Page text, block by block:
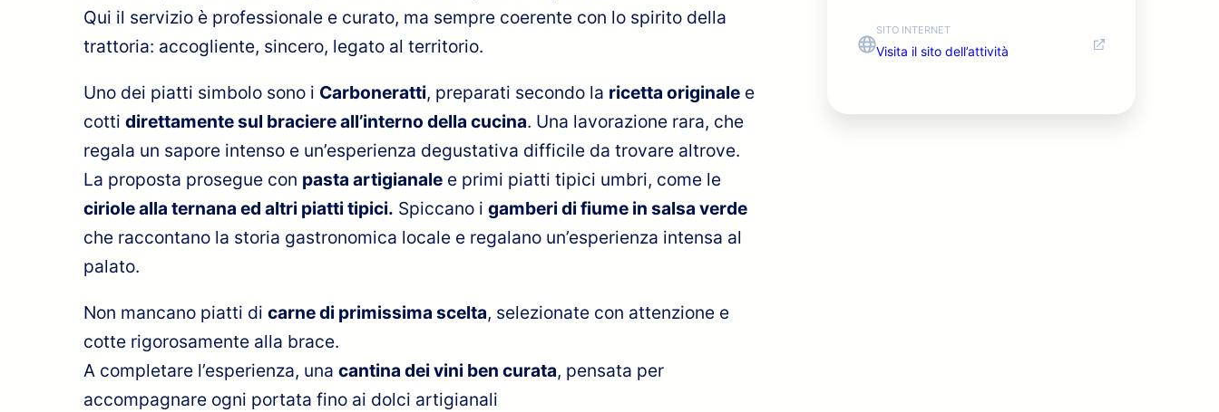
Qui il servizio è professionale e curato, ma sempre coerente con lo spirito della
trattoria: accogliente, sincero, legato al territorio.
Uno dei piatti simbolo sono i Carboneratti, preparati secondo la ricetta originale e
cotti direttamente sul braciere all’interno della cucina. Una lavorazione rara, che
regala un sapore intenso e un’esperienza degustativa difficile da trovare altrove.
La proposta prosegue con pasta artigianale e primi piatti tipici umbri, come le
ciriole alla ternana ed altri piatti tipici. Spiccano i gamberi di fiume in salsa verde
che raccontano la storia gastronomica locale e regalano un’esperienza intensa al
palato.
Non mancano piatti di carne di primissima scelta, selezionate con attenzione e
cotte rigorosamente alla brace.
A completare l’esperienza, una cantina dei vini ben curata, pensata per
accompagnare ogni portata fino ai dolci artigianali
SITO INTERNET
Visita il sito dell’attività